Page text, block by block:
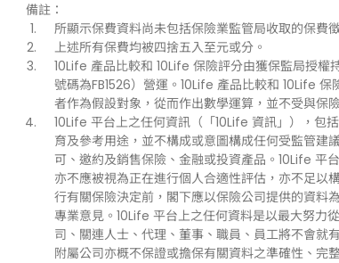
備註：
所顯示保費資料尚未包括保險業監管局收取的保費
上述所有保費均被四捨五入至元或分。
10Life 產品比較和 10Life 保險評分由獲保監局授
號碼為FB1526）營運。10Life 產品比較和 10Life
者作為假設對象，從而作出數學運算，並不受與保
10Life 平台上之任何資訊（「10Life 資訊」），包
育及參考用途，並不構成或意圖構成任何受監管建
可、邀約及銷售保險、金融或投資產品。10Life 平
亦不應被視為正在進行個人合適性評估，亦不足以
行有關保險決定前，閣下應以保險公司提供的資
專業意見。10Life 平台上之任何資料是以最大努力
司、關連人士、代理、董事、職員、員工將不會就
附屬公司亦概不保證或擔保有關資料之準確性、完